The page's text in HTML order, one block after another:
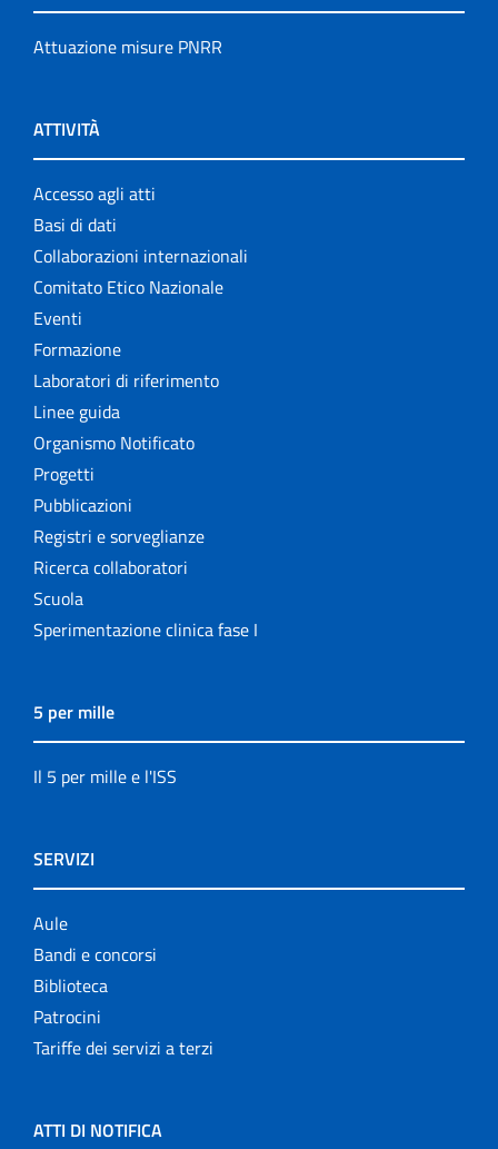
Attuazione misure PNRR
ATTIVITÀ
Accesso agli atti
Basi di dati
Collaborazioni internazionali
Comitato Etico Nazionale
Eventi
Formazione
Laboratori di riferimento
Linee guida
Organismo Notificato
Progetti
Pubblicazioni
Registri e sorveglianze
Ricerca collaboratori
Scuola
Sperimentazione clinica fase I
5 per mille
Il 5 per mille e l'ISS
SERVIZI
Aule
Bandi e concorsi
Biblioteca
Patrocini
Tariffe dei servizi a terzi
ATTI DI NOTIFICA